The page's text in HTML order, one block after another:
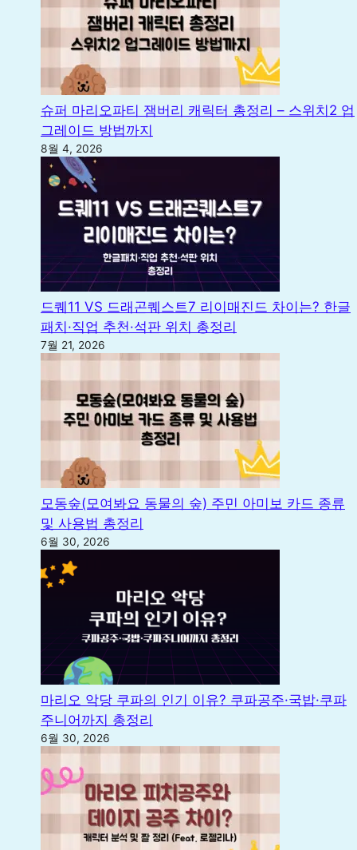
슈퍼 마리오파티 잼버리 캐릭터 총정리 – 스위치2 업
그레이드 방법까지
8월 4, 2026
드퀘11 VS 드래곤퀘스트7 리이매진드 차이는? 한글
패치·직업 추천·석판 위치 총정리
7월 21, 2026
모동숲(모여봐요 동물의 숲) 주민 아미보 카드 종류
및 사용법 총정리
6월 30, 2026
마리오 악당 쿠파의 인기 이유? 쿠파공주·국밥·쿠파
주니어까지 총정리
6월 30, 2026